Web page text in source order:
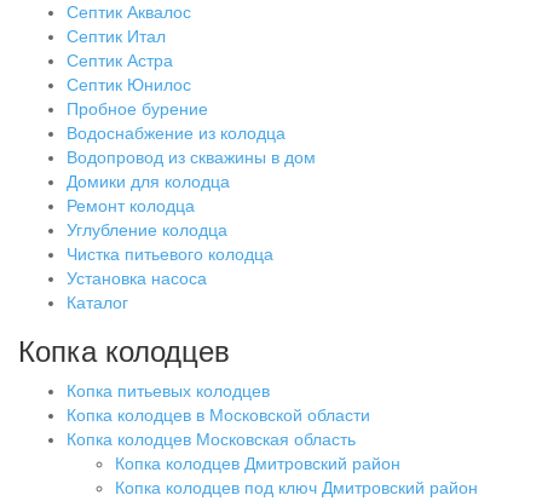
Септик Аквалос
Септик Итал
Септик Астра
Септик Юнилос
Пробное бурение
Водоснабжение из колодца
Водопровод из скважины в дом
Домики для колодца
Ремонт колодца
Углубление колодца
Чистка питьевого колодца
Установка насоса
Каталог
Копка колодцев
Копка питьевых колодцев
Копка колодцев в Московской области
Копка колодцев Московская область
Копка колодцев Дмитровский район
Копка колодцев под ключ Дмитровский район